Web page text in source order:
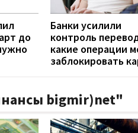
до
Банки усилили
контроль
какие операции
заблокировать
bigmir)net"